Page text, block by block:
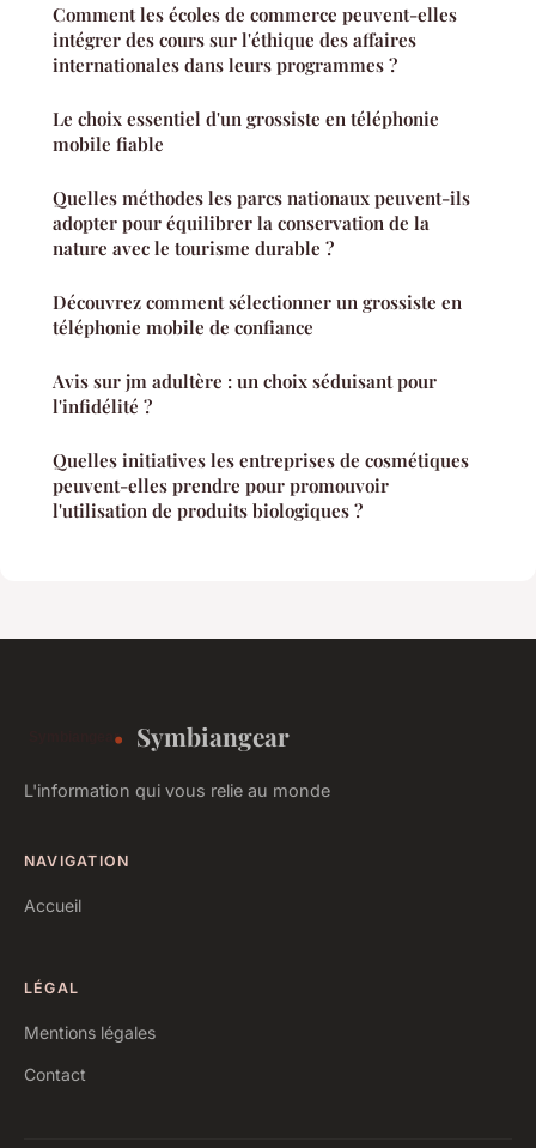
Comment les écoles de commerce peuvent-elles
intégrer des cours sur l'éthique des affaires
internationales dans leurs programmes ?
Le choix essentiel d'un grossiste en téléphonie
mobile fiable
Quelles méthodes les parcs nationaux peuvent-ils
adopter pour équilibrer la conservation de la
nature avec le tourisme durable ?
Découvrez comment sélectionner un grossiste en
téléphonie mobile de confiance
Avis sur jm adultère : un choix séduisant pour
l'infidélité ?
Quelles initiatives les entreprises de cosmétiques
peuvent-elles prendre pour promouvoir
l'utilisation de produits biologiques ?
Symbiangear
L'information qui vous relie au monde
NAVIGATION
Accueil
LÉGAL
Mentions légales
Contact